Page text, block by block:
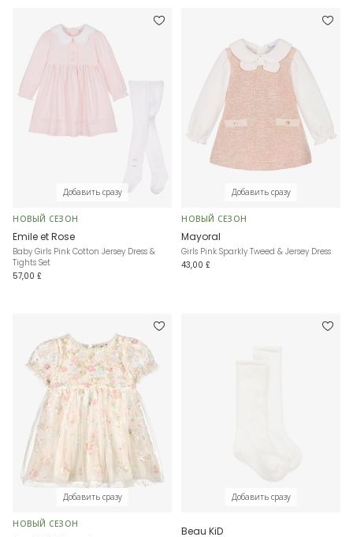
Добавить сразу
НОВЫЙ СЕЗОН
Emile et Rose
Baby Girls Pink Cotton Jersey Dress &
Tights Set
57,00 £
Добавить сразу
НОВЫЙ СЕЗОН
Mayoral
Girls Pink Sparkly Tweed & Jersey Dress
43,00 £
Добавить сразу
НОВЫЙ СЕЗОН
Добавить сразу
Beau KiD